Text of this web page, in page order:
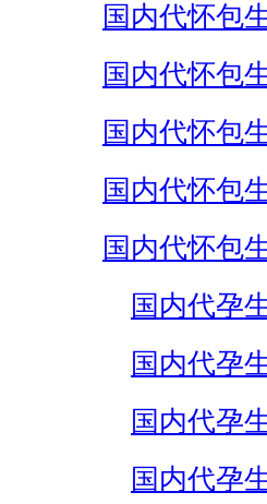
国内代怀包
国内代怀包
国内代怀包
国内代怀包
国内代怀包
国内代孕
国内代孕
国内代孕
国内代孕